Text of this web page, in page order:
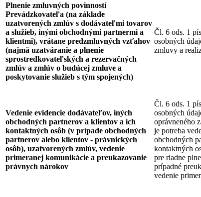
Plnenie zmluvných povinností
Prevádzkovateľa (na základe
uzatvorených zmlúv s dodávateľmi tovarov
a služieb, inými obchodnými partnermi a
klientmi), vrátane predzmluvných vzťahov
(najmä uzatváranie a plnenie
sprostredkovateľských a rezervačných
zmlúv a zmlúv o budúcej zmluve a
poskytovanie služieb s tým spojených)
Čl. 6 ods. 1
osobných
zmluvy a
Vedenie evidencie dodávateľov, iných
obchodných partnerov a klientov a ich
kontaktných osôb (v prípade obchodných
partnerov alebo klientov - právnických
osôb), uzatvorených zmlúv, vedenie
primeranej komunikácie a preukazovanie
právnych nárokov
Čl. 6 ods. 1
osobných
oprávneného
je potreba
obchodných
kontaktných
pre riadne
prípadné
vedenie